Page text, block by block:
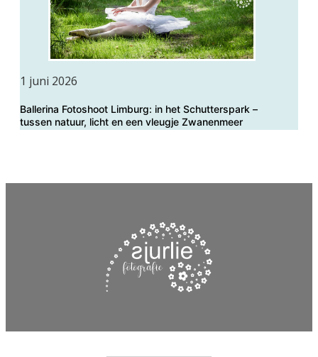
1 juni 2026
Ballerina Fotoshoot Limburg: in het Schutterspark –
tussen natuur, licht en een vleugje Zwanenmeer